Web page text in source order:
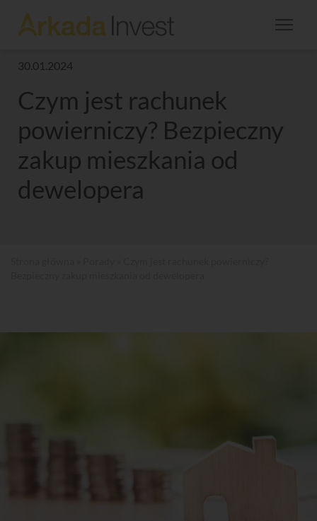
30.01.2024
Czym jest rachunek
powierniczy? Bezpieczny
zakup mieszkania od
dewelopera